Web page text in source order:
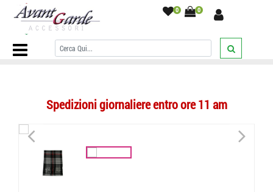
0 0
Home Page/SCIARPE/Sciarpe a quadri/Sciarpa nera a quadri
bianchi prodotta in Italia per uomo e donna
Spedizioni giornaliere entro ore 11 am
< >